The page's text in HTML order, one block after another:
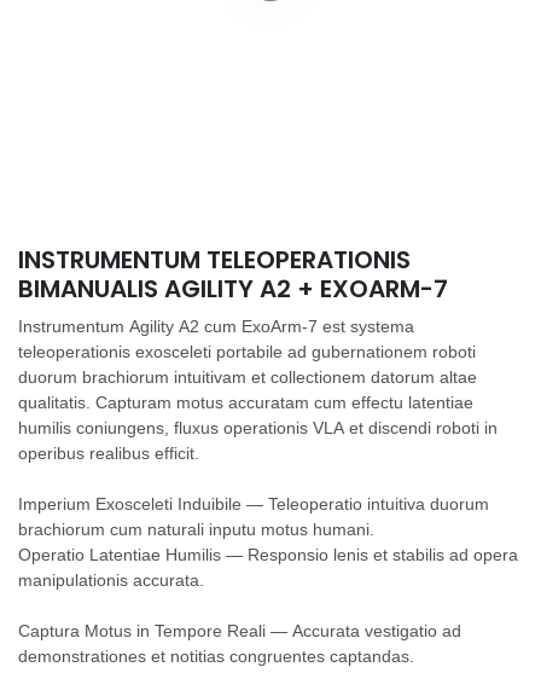
INSTRUMENTUM TELEOPERATIONIS
BIMANUALIS AGILITY A2 + EXOARM-7
Instrumentum Agility A2 cum ExoArm-7 est systema
teleoperationis exosceleti portabile ad gubernationem roboti
duorum brachiorum intuitivam et collectionem datorum altae
qualitatis. Capturam motus accuratam cum effectu latentiae
humilis coniungens, fluxus operationis VLA et discendi roboti in
operibus realibus efficit.
Imperium Exosceleti Induibile — Teleoperatio intuitiva duorum
brachiorum cum naturali inputu motus humani.
Operatio Latentiae Humilis — Responsio lenis et stabilis ad opera
manipulationis accurata.
Captura Motus in Tempore Reali — Accurata vestigatio ad
demonstrationes et notitias congruentes captandas.